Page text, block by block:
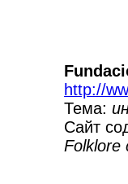
http://
Тема:
Сайт
Folklore